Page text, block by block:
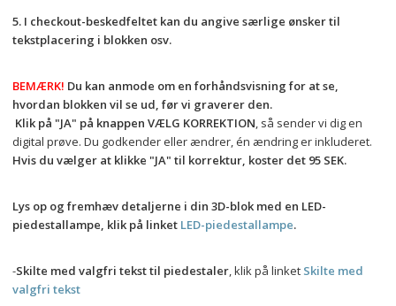
5. I checkout-beskedfeltet kan du angive særlige ønsker til
tekstplacering i blokken osv.
BEMÆRK! Du kan anmode om en forhåndsvisning for at se,
hvordan blokken vil se ud, før vi graverer den.
Klik på "JA" på knappen VÆLG KORREKTION, så sender vi dig en
Hvis du vælger at klikke "JA" til korrektur, koster det 95 SEK.
Lys op og fremhæv detaljerne i din 3D-blok med en LED-
piedestallampe, klik på linket LED-piedestallampe.
-Skilte med valgfri tekst til piedestaler, klik på linket Skilte med
valgfri tekst